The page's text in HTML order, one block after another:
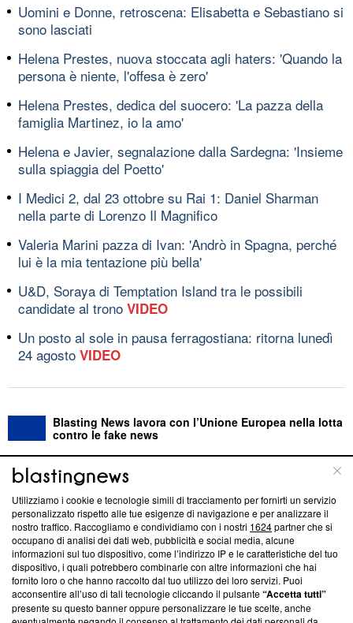
Uomini e Donne, retroscena: Elisabetta e Sebastiano si
sono lasciati
Helena Prestes, nuova stoccata agli haters: 'Quando la
persona è niente, l'offesa è zero'
Helena Prestes, dedica del suocero: 'La pazza della
famiglia Martinez, io la amo'
Helena e Javier, segnalazione dalla Sardegna: 'Insieme
sulla spiaggia del Poetto'
I Medici 2, dal 23 ottobre su Rai 1: Daniel Sharman
nella parte di Lorenzo Il Magnifico
Valeria Marini pazza di Ivan: 'Andrò in Spagna, perché
lui è la mia tentazione più bella'
U&D, Soraya di Temptation Island tra le possibili
candidate al trono VIDEO
Un posto al sole in pausa ferragostiana: ritorna lunedì
24 agosto VIDEO
Blasting News lavora con l’Unione Europea nella lotta
contro le fake news
ABOUT LINEA EDITORIALE
Questa sezione offre informazioni trasparenti su Blasting
News, sui nostri processi editoriali e su come ci impegniamo a
creare news di qualità. Inoltre, afferma la nostra aderenza a
‘Trust Project - News with Integrity’Blasting News non è
ancora membro del programma, ma ha richiesto di farne
parte; Trust Project non ha ancora effettuato una verifica di
conformità agli standard.
Utilizziamo i cookie e tecnologie simili di tracciamento per fornirti un servizio
personalizzato rispetto alle tue esigenze di navigazione e per analizzare il
nostro traffico. Raccogliamo e condividiamo con i nostri 1624partner che si
occupano di analisi dei dati web, pubblicità e social media, alcune
informazioni sul tuo dispositivo, come l’indirizzo IP e le caratteristiche del tuo
dispositivo, i quali potrebbero combinarle con altre informazioni che hai
fornito loro o che hanno raccolto dal tuo utilizzo dei loro servizi. Puoi
acconsentire all’uso di tali tecnologie cliccando il pulsante“Accetta tutti”
presente su questo banner oppure personalizzare le tue scelte, anche